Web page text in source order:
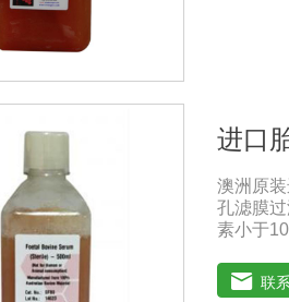
进口
澳洲原
孔滤膜
素小于
的研制
人民共
联